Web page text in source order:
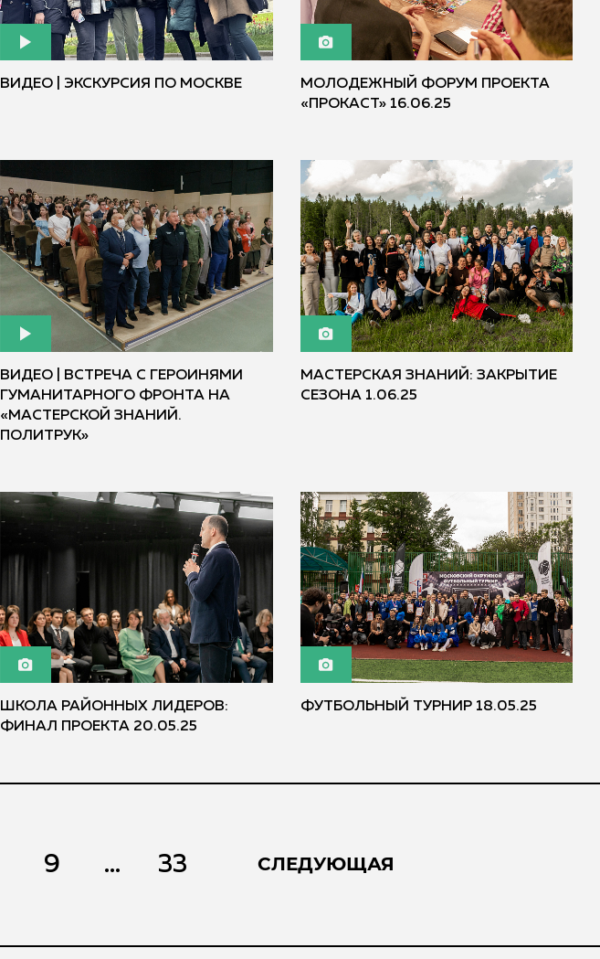
ВИДЕО | ЭКСКУРСИЯ ПО МОСКВЕ
МОЛОДЕЖНЫЙ ФОРУМ ПРОЕКТА
«ПРОКАСТ» 16.06.25
ВИДЕО | ВСТРЕЧА С ГЕРОИНЯМИ
ГУМАНИТАРНОГО ФРОНТА НА
«МАСТЕРСКОЙ ЗНАНИЙ.
ПОЛИТРУК»
МАСТЕРСКАЯ ЗНАНИЙ: ЗАКРЫТИЕ
СЕЗОНА 1.06.25
ШКОЛА РАЙОННЫХ ЛИДЕРОВ:
ФИНАЛ ПРОЕКТА 20.05.25
ФУТБОЛЬНЫЙ ТУРНИР 18.05.25
9 ... 33 СЛЕДУЮЩАЯ